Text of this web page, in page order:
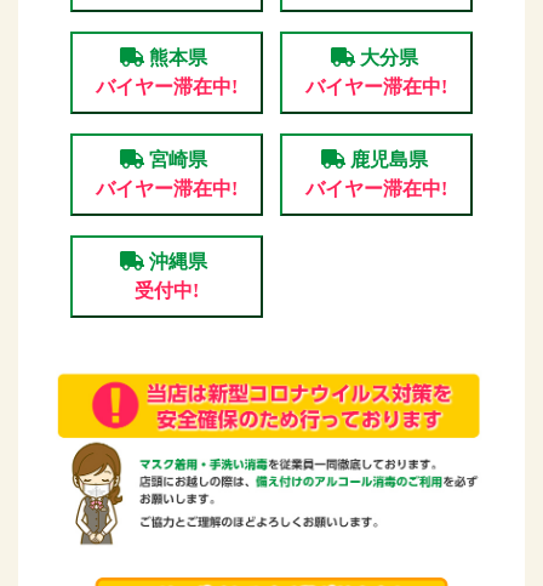
熊本県
バイヤー滞在中!
大分県
バイヤー滞在中!
宮崎県
バイヤー滞在中!
鹿児島県
バイヤー滞在中!
沖縄県
受付中!